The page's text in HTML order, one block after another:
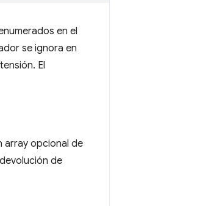
en el
se ignora en
El
array opcional de
de